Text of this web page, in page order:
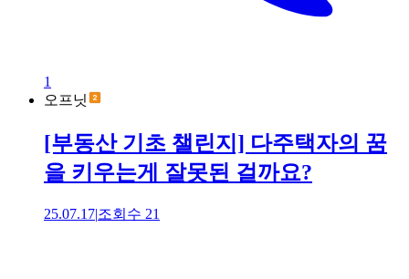
1
오프닛
[부동산 기초 챌린지] 다주택자의 꿈
을 키우는게 잘못된 걸까요?
25.07.17|조회수 21